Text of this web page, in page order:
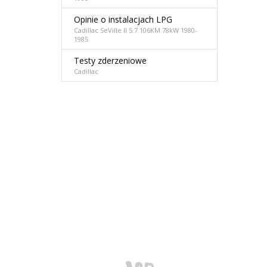
Opinie o instalacjach LPG
Cadillac SeVille II 5.7 106KM 78kW 1980-
1985
Testy zderzeniowe
Cadillac